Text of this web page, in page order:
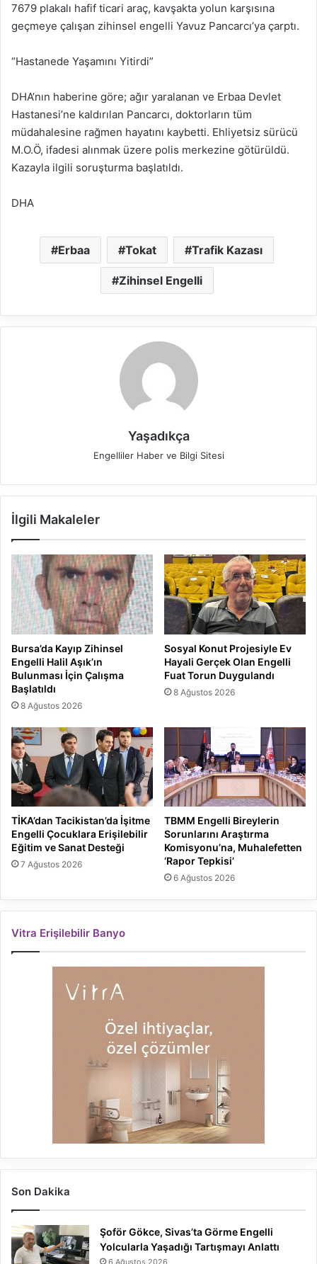
7679 plakalı hafif ticari araç, kavşakta yolun karşısına
geçmeye çalışan zihinsel engelli Yavuz Pancarcı’ya çarptı.
“Hastanede Yaşamını Yitirdi”
DHA’nın haberine göre; ağır yaralanan ve Erbaa Devlet
Hastanesi’ne kaldırılan Pancarcı, doktorların tüm
müdahalesine rağmen hayatını kaybetti. Ehliyetsiz sürücü
M.O.Ö, ifadesi alınmak üzere polis merkezine götürüldü.
Kazayla ilgili soruşturma başlatıldı.
DHA
Erbaa Tokat Trafik Kazası
Zihinsel Engelli
Yaşadıkça
Engelliler Haber ve Bilgi Sitesi
İlgili Makaleler
Bursa’da Kayıp Zihinsel
Engelli Halil Aşık’ın
Bulunması İçin Çalışma
Başlatıldı
8 Ağustos 2026
Sosyal Konut Projesiyle Ev
Hayali Gerçek Olan Engelli
Fuat Torun Duygulandı
8 Ağustos 2026
TİKA’dan Tacikistan’da İşitme
Engelli Çocuklara Erişilebilir
Eğitim ve Sanat Desteği
7 Ağustos 2026
TBMM Engelli Bireylerin
Sorunlarını Araştırma
Komisyonu’na, Muhalefetten
‘Rapor Tepkisi’
6 Ağustos 2026
Vitra Erişilebilir Banyo
Son Dakika
Şoför Gökce, Sivas’ta Görme Engelli
Yolcularla Yaşadığı Tartışmayı Anlattı